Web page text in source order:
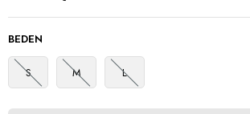
BEDEN
S M L